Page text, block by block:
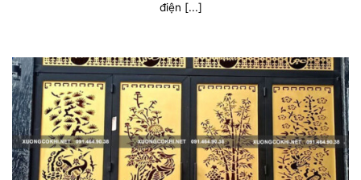
điện [...]